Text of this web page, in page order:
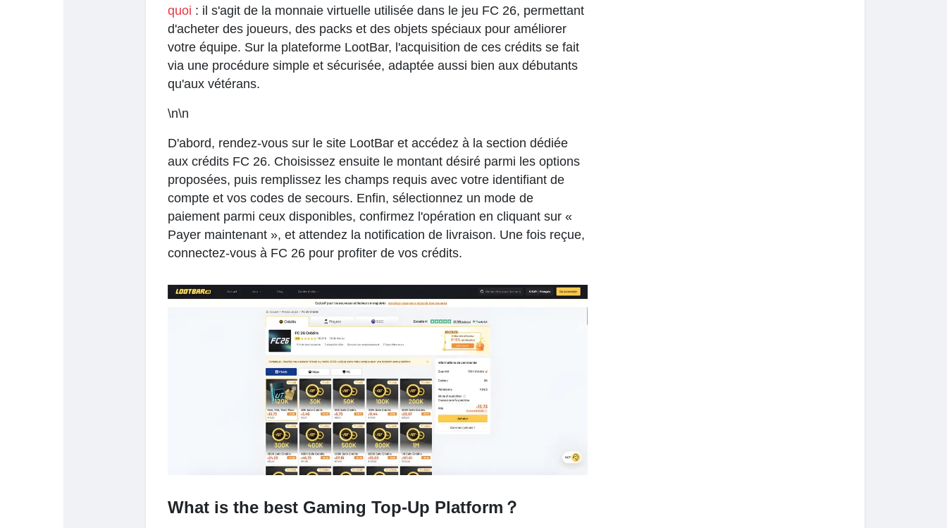
quoi : il s'agit de la monnaie virtuelle utilisée dans le jeu FC 26, permettant
d'acheter des joueurs, des packs et des objets spéciaux pour améliorer
votre équipe. Sur la plateforme LootBar, l'acquisition de ces crédits se fait
via une procédure simple et sécurisée, adaptée aussi bien aux débutants
qu'aux vétérans.
\n\n
D'abord, rendez-vous sur le site LootBar et accédez à la section dédiée
aux crédits FC 26. Choisissez ensuite le montant désiré parmi les options
proposées, puis remplissez les champs requis avec votre identifiant de
compte et vos codes de secours. Enfin, sélectionnez un mode de
paiement parmi ceux disponibles, confirmez l'opération en cliquant sur «
Payer maintenant », et attendez la notification de livraison. Une fois reçue,
connectez-vous à FC 26 pour profiter de vos crédits.
What is the best Gaming Top-Up Platform？